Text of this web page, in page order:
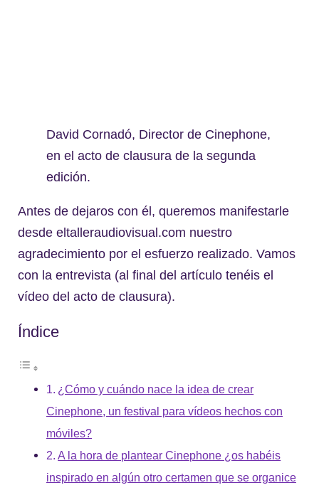
David Cornadó, Director de Cinephone,
en el acto de clausura de la segunda
edición.
Antes de dejaros con él, queremos manifestarle
desde eltalleraudiovisual.com nuestro
agradecimiento por el esfuerzo realizado. Vamos
con la entrevista (al final del artículo tenéis el
vídeo del acto de clausura).
Índice
¿Cómo y cuándo nace la idea de crear
Cinephone, un festival para vídeos hechos con
móviles?
A la hora de plantear Cinephone ¿os habéis
inspirado en algún otro certamen que se organice